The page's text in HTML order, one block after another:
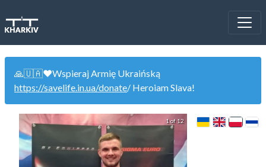
🙏🇺🇦❤️Wspieraj Armię Ukraińską
https://savelife.in.ua/donate/ Heroiam Slava!
1 of 12